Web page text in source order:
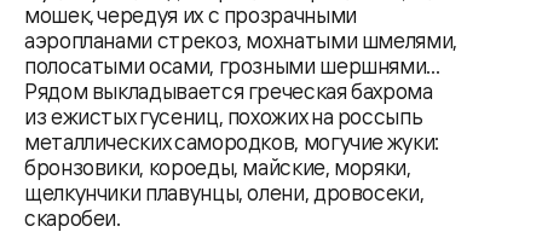
мошек, чередуя их с прозрачными
аэропланами стрекоз, мохнатыми шмелями,
полосатыми осами, грозными шершнями...
Рядом выкладывается греческая бахрома
из ежистых гусениц, похожих на россыпь
металлических самородков, могучие жуки:
бронзовики, короеды, майские, моряки,
щелкунчики плавунцы, олени, дровосеки,
скаробеи.